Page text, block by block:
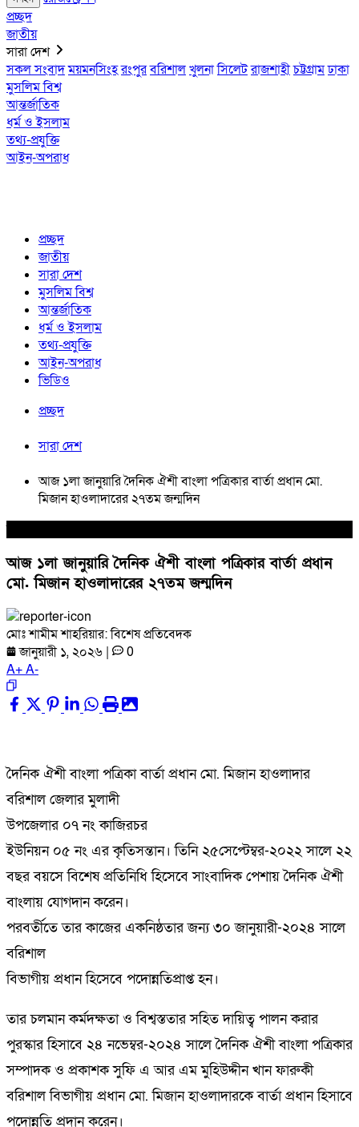
প্রচ্ছদ
জাতীয়
সারা দেশ
সকল সংবাদময়মনসিংহরংপুরবরিশালখুলনাসিলেটরাজশাহীচট্টগ্রামঢাকা
মুসলিম বিশ্ব
আন্তর্জাতিক
ধর্ম ও ইসলাম
তথ্য-প্রযুক্তি
আইন-অপরাধ
প্রচ্ছদ
জাতীয়
সারা দেশ
মুসলিম বিশ্ব
আন্তর্জাতিক
ধর্ম ও ইসলাম
তথ্য-প্রযুক্তি
আইন-অপরাধ
ভিডিও
প্রচ্ছদ
সারা দেশ
আজ ১লা জানুয়ারি দৈনিক ঐশী বাংলা পত্রিকার বার্তা প্রধান মো.
মিজান হাওলাদারের ২৭তম জন্মদিন
আজ ১লা জানুয়ারি দৈনিক ঐশী বাংলা পত্রিকার বার্তা প্রধান
মো. মিজান হাওলাদারের ২৭তম জন্মদিন
মোঃ শামীম শাহরিয়ার: বিশেষ প্রতিবেদক
জানুয়ারী ১, ২০২৬ |
0
A+A-
দৈনিক ঐশী বাংলা পত্রিকা বার্তা প্রধান মো. মিজান হাওলাদার
বরিশাল জেলার মুলাদী
উপজেলার ০৭ নং কাজিরচর
ইউনিয়ন ০৫ নং এর কৃতিসন্তান। তিনি ২৫সেপ্টেম্বর-২০২২ সালে ২২
বছর বয়সে বিশেষ প্রতিনিধি হিসেবে সাংবাদিক পেশায় দৈনিক ঐশী
বাংলায় যোগদান করেন।
পরবর্তীতে তার কাজের একনিষ্ঠতার জন্য ৩০ জানুয়ারী-২০২৪ সালে
বরিশাল
বিভাগীয় প্রধান হিসেবে পদোন্নতিপ্রাপ্ত হন।
তার চলমান কর্মদক্ষতা ও বিশ্বস্ততার সহিত দায়িত্ব পালন করার
পুরস্কার হিসাবে ২৪ নভেম্বর-২০২৪ সালে দৈনিক ঐশী বাংলা পত্রিকার
সম্পাদক ও প্রকাশক সুফি এ আর এম মুহিউদ্দীন খান ফারুকী
বরিশাল বিভাগীয় প্রধান মো. মিজান হাওলাদারকে বার্তা প্রধান হিসাবে
পদোন্নতি প্রদান করেন।